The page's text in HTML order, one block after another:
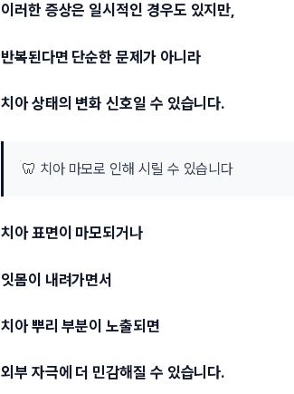
이러한 증상은 일시적인 경우도 있지만,
반복된다면 단순한 문제가 아니라
치아 상태의 변화 신호일 수 있습니다.
🦷 치아 마모로 인해 시릴 수 있습니다
치아 표면이 마모되거나
잇몸이 내려가면서
치아 뿌리 부분이 노출되면
외부 자극에 더 민감해질 수 있습니다.